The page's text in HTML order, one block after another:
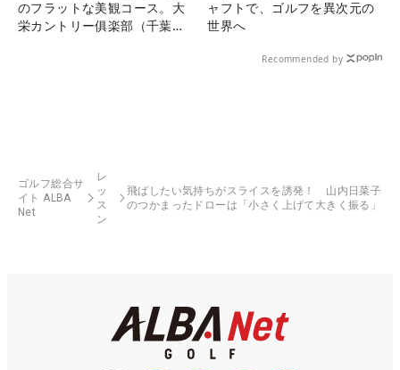
のフラットな美観コース。大
栄カントリー俱楽部（千葉
ャフトで、ゴルフを異次元の
世界へ
Recommended by
ゴルフ総合サ
イト ALBA
Net
レ
ッ
ス
ン
飛ばしたい気持ちがスライスを誘発！ 山内日菜子
のつかまったドローは「小さく上げて大きく振る」